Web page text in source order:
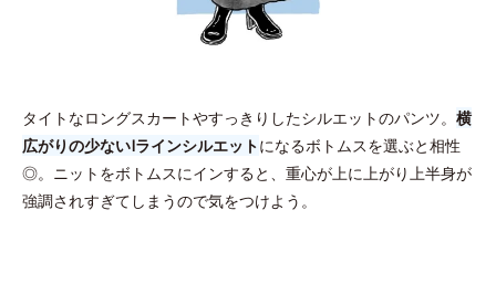
タイトなロングスカートやすっきりしたシルエットのパンツ。 横
広がりの少ないIラインシルエットになるボトムスを選ぶと相性
◎。ニットをボトムスにインすると、重心が上に上がり上半身が
強調されすぎてしまうので気をつけよう。